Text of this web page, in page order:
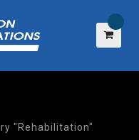
"Rehabilitation"